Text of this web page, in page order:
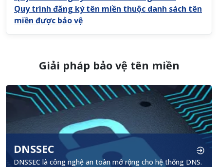
Quy trình đăng ký tên miền thuộc danh sách tên
miền được bảo vệ
Giải pháp bảo vệ tên miền
DNSSEC
DNSSEC là công nghệ an toàn mở rộng cho hệ thống DNS.